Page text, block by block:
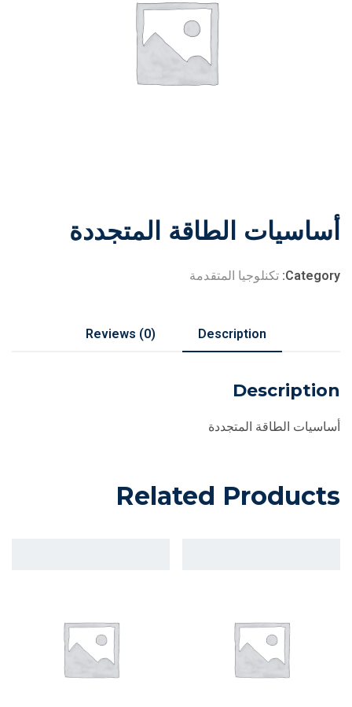
أساسيات الطاقة المتجددة
Category: تكنلوجيا المتقدمة
Description
Reviews (0)
Description
أساسيات الطاقة المتجددة
Related Products